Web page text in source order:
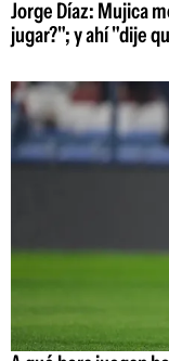
Jorge Díaz: Mujica
jugar?"; y ahí "dije